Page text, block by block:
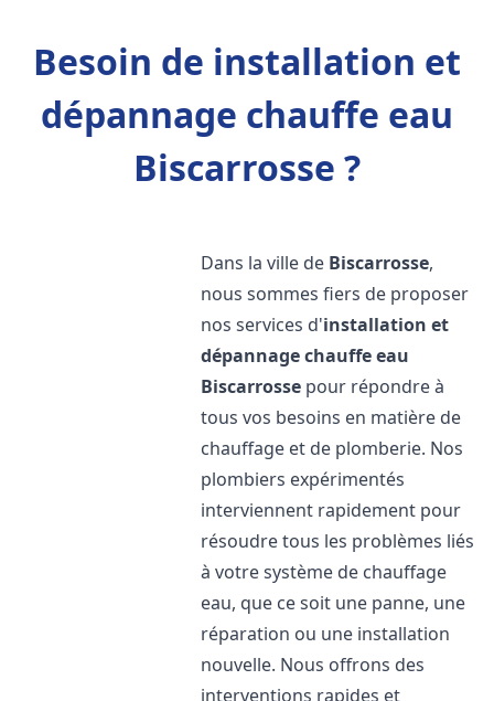
Besoin de installation et
dépannage chauffe eau
Biscarrosse ?
Dans la ville de Biscarrosse,
nous sommes fiers de proposer
nos services d'installation et
dépannage chauffe eau
Biscarrosse pour répondre à
tous vos besoins en matière de
chauffage et de plomberie. Nos
plombiers expérimentés
interviennent rapidement pour
résoudre tous les problèmes liés
à votre système de chauffage
eau, que ce soit une panne, une
réparation ou une installation
nouvelle. Nous offrons des
interventions rapides et